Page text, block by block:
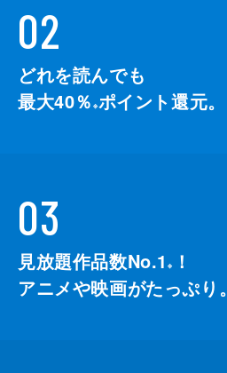
02
どれを読んでも
最大40％ ※ポイント還元。
03
見放題作品数No.1 ※
！
アニメや映画がたっぷり。